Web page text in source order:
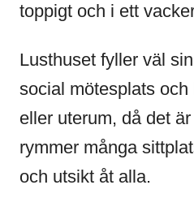
toppigt och i ett
Lusthuset fyller väl
social mötesplats
eller uterum, då det
rymmer många
och utsikt åt alla.